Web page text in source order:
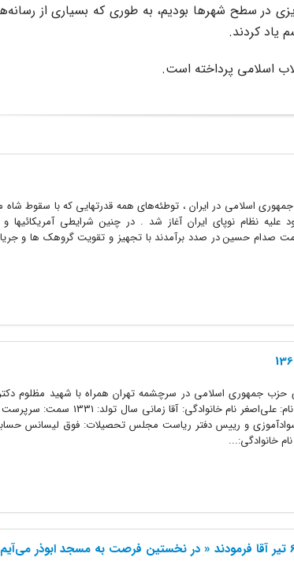
در سطح شهرها بودیم، به طوری که بسیاری از
یاد کردند.
اسلامی پرداخته است.
اسلامی در ایران ، توطئه‌های همه قدرتهایی که با سقوط شاه
علیه نظام نوپای ایران آغاز شد . در چنین شرایطی آمریکائیها
صدام حسین در صدد برآمدند با تجهیز و تقویت گروهک ها و
1360 به شهادت رسیدند، بدین شرح می باشد: نام: علی‌اصغر
و رییس دفتر ریاست مجلس تحصیلات: فوق لیسانس
خانوادگی:...